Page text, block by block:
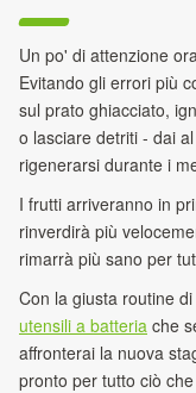
Un po' di attenzione
Evitando gli errori più
sul prato ghiacciato,
o lasciare detriti - dai
rigenerarsi durante i
I frutti arriveranno in
rinverdirà più
rimarrà più sano per
Con la giusta routine
utensili a batteria che
affronterai la nuova
pronto per tutto ciò